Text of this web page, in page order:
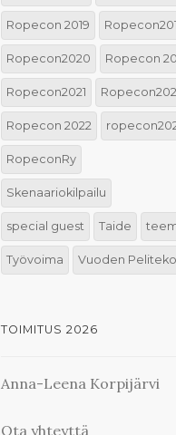
Ropecon 2019
Ropecon2020 Ropecon
Ropecon2021
Ropecon 2022
RopeconRy
Skenaariokilpailu
special guest Taide
Työvoima Vuoden Peliteko
TOIMITUS 2026
Anna-Leena Korpijärvi
Ota yhteyttä